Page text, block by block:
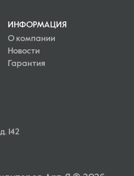
ИНФОРМАЦИЯ
О компании
Новости
Гарантия
142